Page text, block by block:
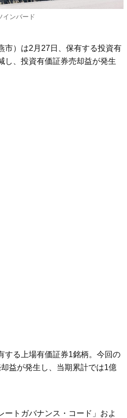
インバード
市）は2月27日、保有する投資有
し、投資有価証券売却益が発生
する上場有価証券1銘柄。今回の
益が発生し、当期累計では1億
ートガバナンス・コード」およ